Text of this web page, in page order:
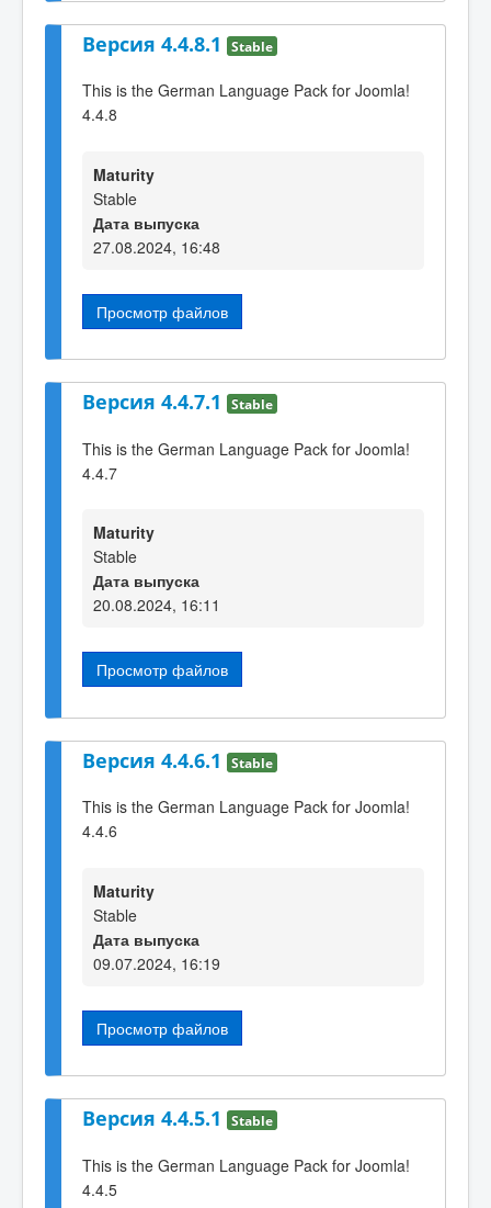
Версия 4.4.8.1 Stable
This is the German Language Pack for Joomla!
4.4.8
Maturity
Stable
Дата выпуска
27.08.2024, 16:48
Просмотр файлов
Версия 4.4.7.1 Stable
This is the German Language Pack for Joomla!
4.4.7
Maturity
Stable
Дата выпуска
20.08.2024, 16:11
Просмотр файлов
Версия 4.4.6.1 Stable
This is the German Language Pack for Joomla!
4.4.6
Maturity
Stable
Дата выпуска
09.07.2024, 16:19
Просмотр файлов
Версия 4.4.5.1 Stable
This is the German Language Pack for Joomla!
4.4.5